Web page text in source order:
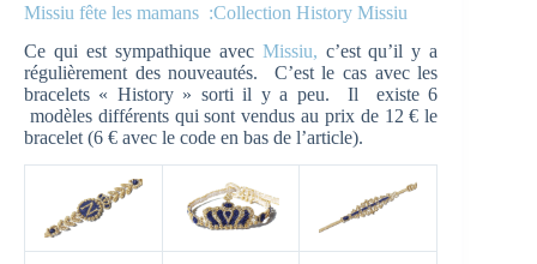
Missiu fête les mamans :Collection History Missiu
Ce qui est sympathique avec Missiu, c’est qu’il y a
régulièrement des nouveautés. C’est le cas avec les
bracelets « History » sorti il y a peu. Il existe 6
modèles différents qui sont vendus au prix de 12 € le
bracelet (6 € avec le code en bas de l’article).